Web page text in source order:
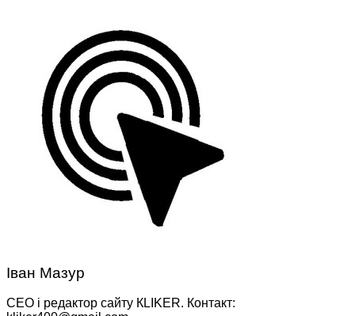
Іван Мазур
CEO і редактор сайту КLIKER. Контакт: